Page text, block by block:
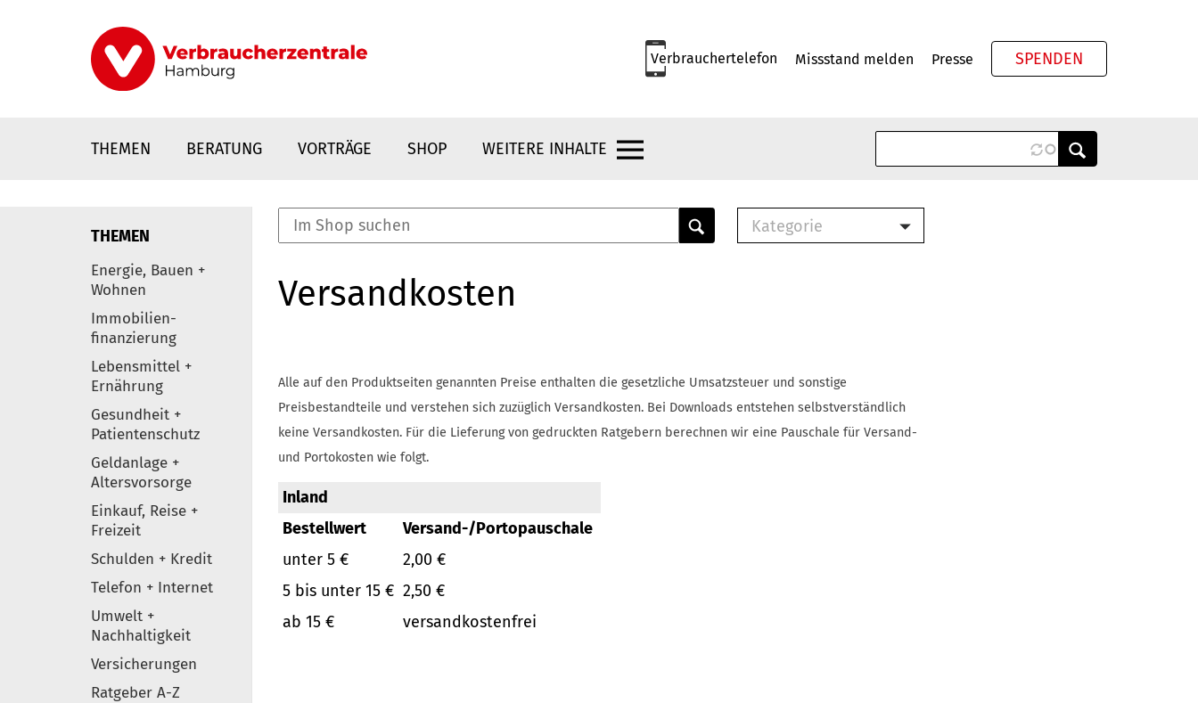
Verbrauchertelefon Missstand melden Presse SPENDEN
THEMEN BERATUNG VORTRÄGE SHOP WEITERE INHALTE
Elemente
THEMEN
Energie, Bauen +
Wohnen
Immobilien-
finanzierung
Lebensmittel +
Ernährung
Gesundheit +
Patientenschutz
Geldanlage +
Altersvorsorge
Einkauf, Reise +
Freizeit
Schulden + Kredit
Telefon + Internet
Umwelt +
Nachhaltigkeit
Versicherungen
Ratgeber A-Z
Kategorie
Buch
Versandkosten
Alle auf den Produktseiten genannten Preise enthalten die gesetzliche Umsatzsteuer und sonstige
Preisbestandteile und verstehen sich zuzüglich Versandkosten. Bei Downloads entstehen selbstverständlich
keine Versandkosten. Für die Lieferung von gedruckten Ratgebern berechnen wir eine Pauschale für Versand-
und Portokosten wie folgt.
Inland
Bestellwert
Versand-/Portopauschale
unter 5 €
2,00 €
5 bis unter 15 € 2,50 €
ab 15 €
versandkostenfrei